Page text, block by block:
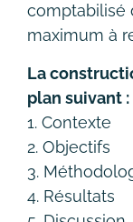
comptabilisé
maximum à
La
plan suivant :
1. Contexte
2. Objectifs
3.
4. Résultats